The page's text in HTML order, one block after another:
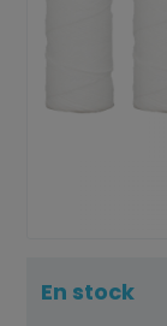
En stock